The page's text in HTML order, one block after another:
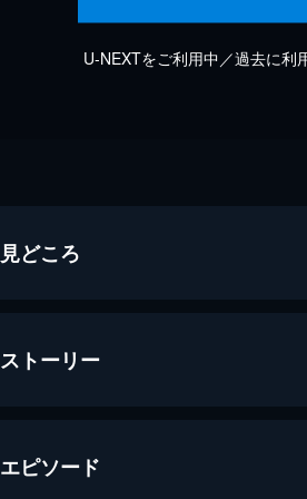
U-NEXTをご利用中／過去に利
見どころ
ストーリー
エピソード